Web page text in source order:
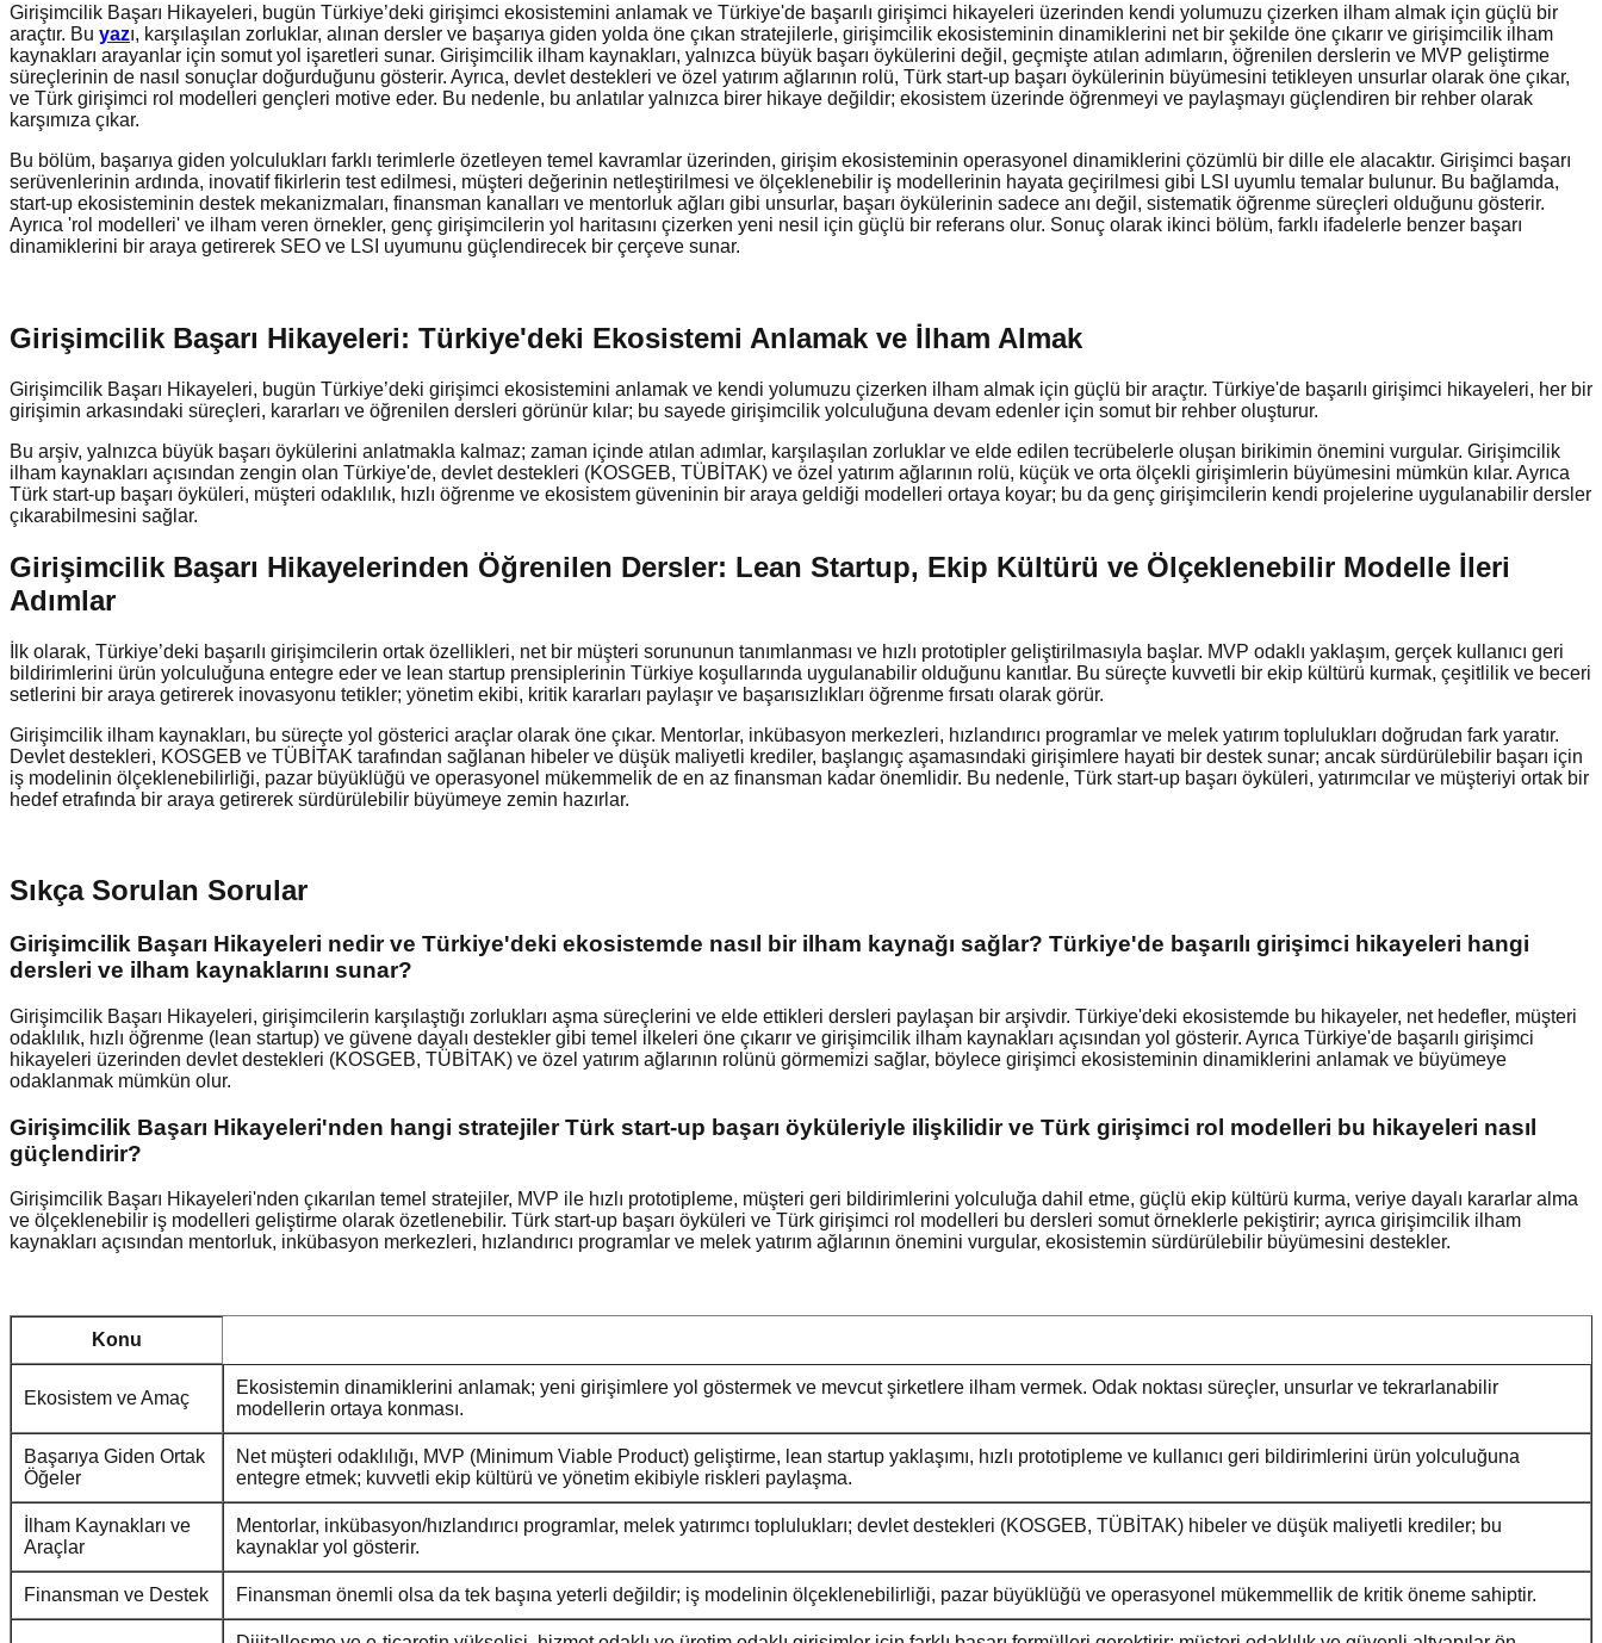
Girişimcilik Başarı Hikayeleri, bugün Türkiye’deki girişimci ekosistemini anlamak ve Türkiye'de başarılı girişimci hikayeleri üzerinden kendi yolumuzu çizerken ilham almak için güçlü bir
araçtır. Bu yazı, karşılaşılan zorluklar, alınan dersler ve başarıya giden yolda öne çıkan stratejilerle, girişimcilik ekosisteminin dinamiklerini net bir şekilde öne çıkarır ve girişimcilik ilham
kaynakları arayanlar için somut yol işaretleri sunar. Girişimcilik ilham kaynakları, yalnızca büyük başarı öykülerini değil, geçmişte atılan adımların, öğrenilen derslerin ve MVP geliştirme
süreçlerinin de nasıl sonuçlar doğurduğunu gösterir. Ayrıca, devlet destekleri ve özel yatırım ağlarının rolü, Türk start-up başarı öykülerinin büyümesini tetikleyen unsurlar olarak öne çıkar,
ve Türk girişimci rol modelleri gençleri motive eder. Bu nedenle, bu anlatılar yalnızca birer hikaye değildir; ekosistem üzerinde öğrenmeyi ve paylaşmayı güçlendiren bir rehber olarak
karşımıza çıkar.
Bu bölüm, başarıya giden yolculukları farklı terimlerle özetleyen temel kavramlar üzerinden, girişim ekosisteminin operasyonel dinamiklerini çözümlü bir dille ele alacaktır. Girişimci başarı
serüvenlerinin ardında, inovatif fikirlerin test edilmesi, müşteri değerinin netleştirilmesi ve ölçeklenebilir iş modellerinin hayata geçirilmesi gibi LSI uyumlu temalar bulunur. Bu bağlamda,
start-up ekosisteminin destek mekanizmaları, finansman kanalları ve mentorluk ağları gibi unsurlar, başarı öykülerinin sadece anı değil, sistematik öğrenme süreçleri olduğunu gösterir.
Ayrıca 'rol modelleri' ve ilham veren örnekler, genç girişimcilerin yol haritasını çizerken yeni nesil için güçlü bir referans olur. Sonuç olarak ikinci bölüm, farklı ifadelerle benzer başarı
dinamiklerini bir araya getirerek SEO ve LSI uyumunu güçlendirecek bir çerçeve sunar.
Girişimcilik Başarı Hikayeleri: Türkiye'deki Ekosistemi Anlamak ve İlham Almak
Girişimcilik Başarı Hikayeleri, bugün Türkiye’deki girişimci ekosistemini anlamak ve kendi yolumuzu çizerken ilham almak için güçlü bir araçtır. Türkiye'de başarılı girişimci hikayeleri, her bir
girişimin arkasındaki süreçleri, kararları ve öğrenilen dersleri görünür kılar; bu sayede girişimcilik yolculuğuna devam edenler için somut bir rehber oluşturur.
Bu arşiv, yalnızca büyük başarı öykülerini anlatmakla kalmaz; zaman içinde atılan adımlar, karşılaşılan zorluklar ve elde edilen tecrübelerle oluşan birikimin önemini vurgular. Girişimcilik
ilham kaynakları açısından zengin olan Türkiye'de, devlet destekleri (KOSGEB, TÜBİTAK) ve özel yatırım ağlarının rolü, küçük ve orta ölçekli girişimlerin büyümesini mümkün kılar. Ayrıca
Türk start-up başarı öyküleri, müşteri odaklılık, hızlı öğrenme ve ekosistem güveninin bir araya geldiği modelleri ortaya koyar; bu da genç girişimcilerin kendi projelerine uygulanabilir dersler
çıkarabilmesini sağlar.
Girişimcilik Başarı Hikayelerinden Öğrenilen Dersler: Lean Startup, Ekip Kültürü ve Ölçeklenebilir Modelle İleri
Adımlar
İlk olarak, Türkiye’deki başarılı girişimcilerin ortak özellikleri, net bir müşteri sorununun tanımlanması ve hızlı prototipler geliştirilmasıyla başlar. MVP odaklı yaklaşım, gerçek kullanıcı geri
bildirimlerini ürün yolculuğuna entegre eder ve lean startup prensiplerinin Türkiye koşullarında uygulanabilir olduğunu kanıtlar. Bu süreçte kuvvetli bir ekip kültürü kurmak, çeşitlilik ve beceri
setlerini bir araya getirerek inovasyonu tetikler; yönetim ekibi, kritik kararları paylaşır ve başarısızlıkları öğrenme fırsatı olarak görür.
Girişimcilik ilham kaynakları, bu süreçte yol gösterici araçlar olarak öne çıkar. Mentorlar, inkübasyon merkezleri, hızlandırıcı programlar ve melek yatırım toplulukları doğrudan fark yaratır.
Devlet destekleri, KOSGEB ve TÜBİTAK tarafından sağlanan hibeler ve düşük maliyetli krediler, başlangıç aşamasındaki girişimlere hayati bir destek sunar; ancak sürdürülebilir başarı için
iş modelinin ölçeklenebilirliği, pazar büyüklüğü ve operasyonel mükemmelik de en az finansman kadar önemlidir. Bu nedenle, Türk start-up başarı öyküleri, yatırımcılar ve müşteriyi ortak bir
hedef etrafında bir araya getirerek sürdürülebilir büyümeye zemin hazırlar.
Sıkça Sorulan Sorular
Girişimcilik Başarı Hikayeleri nedir ve Türkiye'deki ekosistemde nasıl bir ilham kaynağı sağlar? Türkiye'de başarılı girişimci hikayeleri hangi
dersleri ve ilham kaynaklarını sunar?
Girişimcilik Başarı Hikayeleri, girişimcilerin karşılaştığı zorlukları aşma süreçlerini ve elde ettikleri dersleri paylaşan bir arşivdir. Türkiye'deki ekosistemde bu hikayeler, net hedefler, müşteri
odaklılık, hızlı öğrenme (lean startup) ve güvene dayalı destekler gibi temel ilkeleri öne çıkarır ve girişimcilik ilham kaynakları açısından yol gösterir. Ayrıca Türkiye'de başarılı girişimci
hikayeleri üzerinden devlet destekleri (KOSGEB, TÜBİTAK) ve özel yatırım ağlarının rolünü görmemizi sağlar, böylece girişimci ekosisteminin dinamiklerini anlamak ve büyümeye
odaklanmak mümkün olur.
Girişimcilik Başarı Hikayeleri'nden hangi stratejiler Türk start-up başarı öyküleriyle ilişkilidir ve Türk girişimci rol modelleri bu hikayeleri nasıl
güçlendirir?
Girişimcilik Başarı Hikayeleri'nden çıkarılan temel stratejiler, MVP ile hızlı prototipleme, müşteri geri bildirimlerini yolculuğa dahil etme, güçlü ekip kültürü kurma, veriye dayalı kararlar alma
ve ölçeklenebilir iş modelleri geliştirme olarak özetlenebilir. Türk start-up başarı öyküleri ve Türk girişimci rol modelleri bu dersleri somut örneklerle pekiştirir; ayrıca girişimcilik ilham
kaynakları açısından mentorluk, inkübasyon merkezleri, hızlandırıcı programlar ve melek yatırım ağlarının önemini vurgular, ekosistemin sürdürülebilir büyümesini destekler.
Konu
Ekosistem ve Amaç
Ekosistemin dinamiklerini anlamak; yeni girişimlere yol göstermek ve mevcut şirketlere ilham vermek. Odak noktası süreçler, unsurlar ve tekrarlanabilir
modellerin ortaya konması.
Başarıya Giden Ortak
Öğeler
Net müşteri odaklılığı, MVP (Minimum Viable Product) geliştirme, lean startup yaklaşımı, hızlı prototipleme ve kullanıcı geri bildirimlerini ürün yolculuğuna
entegre etmek; kuvvetli ekip kültürü ve yönetim ekibiyle riskleri paylaşma.
İlham Kaynakları ve
Araçlar
Mentorlar, inkübasyon/hızlandırıcı programlar, melek yatırımcı toplulukları; devlet destekleri (KOSGEB, TÜBİTAK) hibeler ve düşük maliyetli krediler; bu
kaynaklar yol gösterir.
Finansman ve Destek Finansman önemli olsa da tek başına yeterli değildir; iş modelinin ölçeklenebilirliği, pazar büyüklüğü ve operasyonel mükemmellik de kritik öneme sahiptir.